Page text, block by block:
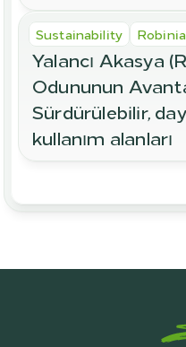
Yalancı Akasya
Odununun
Sürdürülebilir,
kullanım alanları
Sustainability